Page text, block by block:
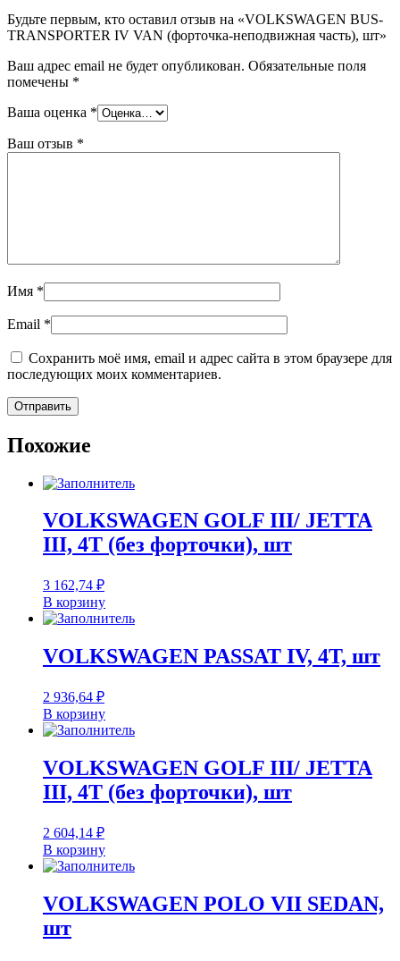
часть),
шт
Будьте первым, кто оставил отзыв на «VOLKSWAGEN BUS-
TRANSPORTER IV VAN (форточка-неподвижная часть), шт»
Ваш адрес email не будет опубликован. Обязательные поля
помечены *
Ваша оценка *
Ваш отзыв *
Имя *
Email *
Сохранить моё имя, email и адрес сайта в этом браузере для
последующих моих комментариев.
Похожие
VOLKSWAGEN GOLF III/ JETTA
III, 4T (без форточки), шт
3 162,74 ₽
В корзину
VOLKSWAGEN PASSAT IV, 4T, шт
2 936,64 ₽
В корзину
VOLKSWAGEN GOLF III/ JETTA
III, 4T (без форточки), шт
2 604,14 ₽
В корзину
VOLKSWAGEN POLO VII SEDAN,
шт